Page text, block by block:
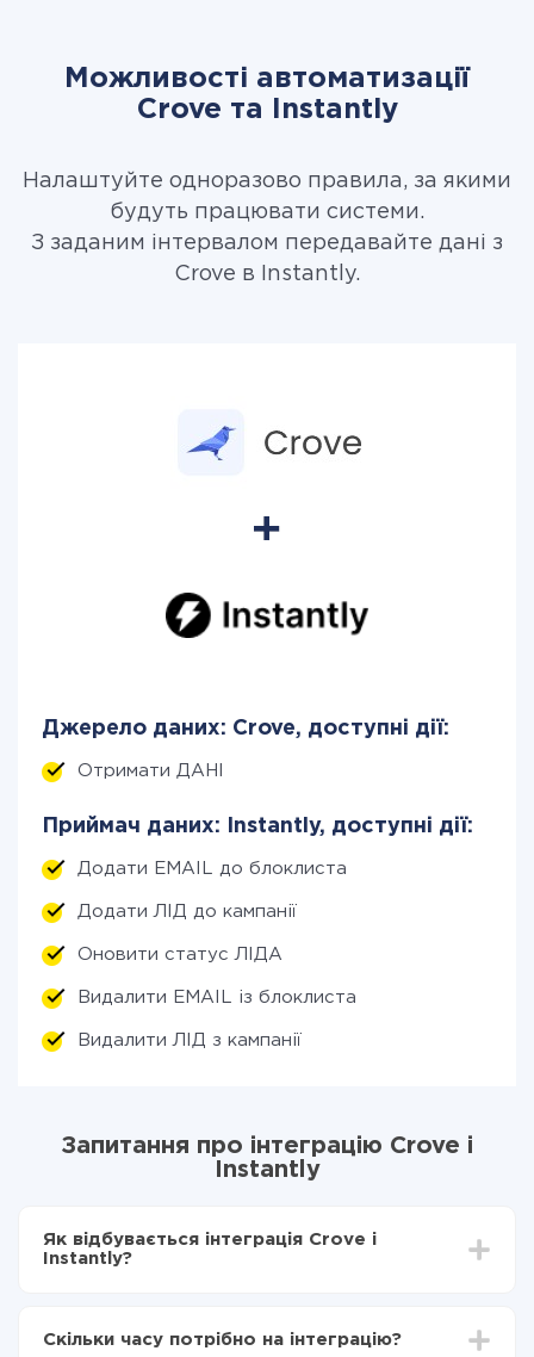
Можливості автоматизації
Crove та Instantly
Налаштуйте одноразово правила, за якими
будуть працювати системи.
З заданим інтервалом передавайте дані з
Crove в Instantly.
Джерело даних: Crove, доступні дії:
Отримати ДАНІ
Приймач даних: Instantly, доступні дії:
Додати EMAIL до блоклиста
Додати ЛІД до кампанії
Оновити статус ЛІДА
Видалити EMAIL із блоклиста
Видалити ЛІД з кампанії
Запитання про інтеграцію Crove і
Instantly
Як відбувається інтеграція Crove і
Instantly?
Вибираєте які дані передавати з Crove в Instantly
Скільки часу потрібно на інтеграцію?